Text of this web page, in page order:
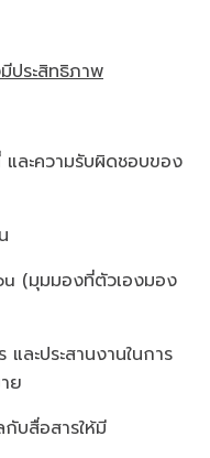
ประสิทธิภาพ
ละความรับผิดชอบของ
(มุมมองที่ตัวเองมอง
ละประสานงานในการ
ย
บสื่อสารให้มี